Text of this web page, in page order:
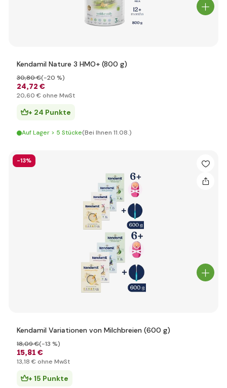
Kendamil Nature 3 HMO+ (800 g)
24,72 €
30,80 €(-20 %)
20,60 € ohne MwSt
+ 24 Punkte
Auf Lager > 5 Stücke(Bei Ihnen 11.08.)
-13%
Kendamil Variationen von Milchbreien (600 g)
15,81 €
18,09 €(-13 %)
13,18 € ohne MwSt
+ 15 Punkte